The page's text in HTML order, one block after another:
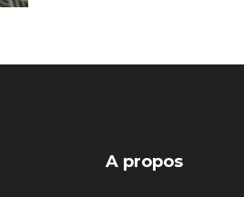
A propos